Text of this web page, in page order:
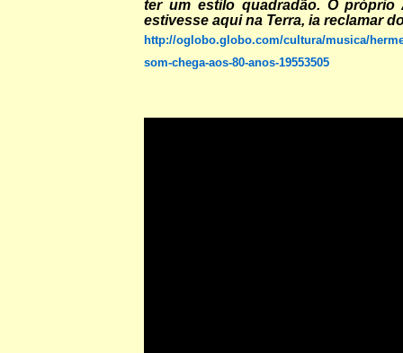
ter um estilo quadradão. O próprio
estivesse aqui na Terra, ia reclamar
http://oglobo.globo.com/cultura/musica/
som-chega-aos-80-anos-19553505